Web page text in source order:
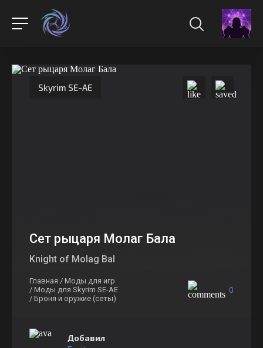
Skyrim SE-AE
Сет рыцаря Молаг Бала
Knight of Molag Bal
Главная / Моды для игр
/ Моды для Skyrim SE-AE
/ Броня и оружие (сеты)
0
Добавил